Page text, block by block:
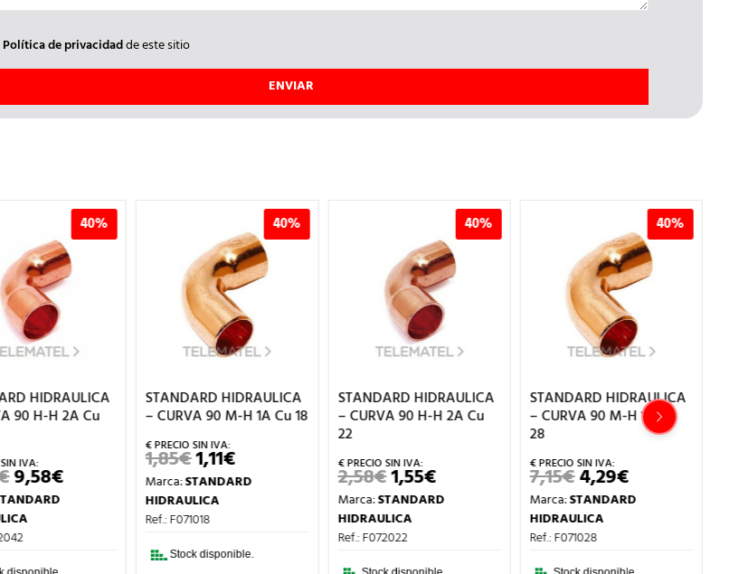
Política de privacidadde este sitio
STANDARD HIDRAULICA
– CURVA 90 M-H 1A Cu 18
1,85€ PRECIO
ORIGINAL
ERA:
PRECIO
ACTUAL
Marca:STANDARD
HIDRAULICA
Ref.: F071018
STANDARD HIDRAULICA
– CURVA 90 H-H 2A Cu
2,58€EL
PRECIO
1,55 PRECIO
ACTUAL
Marca:
HIDRAULICA
STANDARD HIDRAULICA
– CURVA 90 M-H 1A Cu
7,15€EL
PRECIO
ORIGINAL
4,29 PRECIO
ACTUAL
4,29€.
Marca:STANDARD
HIDRAULICA
Ref.: F071028
STANDARD HIDRAULICA
– CURVA 90 M-H 1A Cu 15
1,20€ PRECIO
ORIGINAL
ERA:
Marca:STANDARD
HIDRAULICA
Ref.: F071015